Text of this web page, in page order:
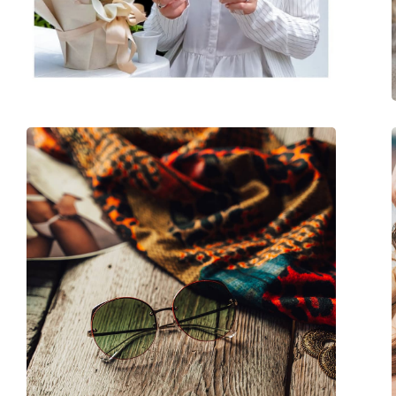
Gewicht:
45 gr
Verstelbare neus-pads:
Ja
accessoires
Overig
Geslacht:
Vrouwen
Categorie:
Zonnebrillen
Merk:
Vogue
Functie:
Fashion
Code:
0VO 4085S 323/36